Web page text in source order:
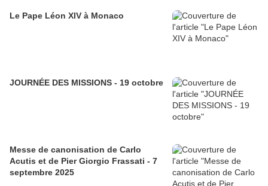
Le Pape Léon XIV à Monaco
JOURNÉE DES MISSIONS - 19 octobre
Messe de canonisation de Carlo
Acutis et de Pier Giorgio Frassati - 7
septembre 2025